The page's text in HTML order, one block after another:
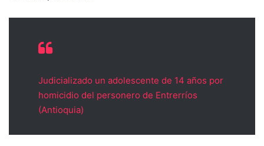
Judicializado un adolescente de 14 años por
homicidio del personero de Entrerríos
(Antioquia)